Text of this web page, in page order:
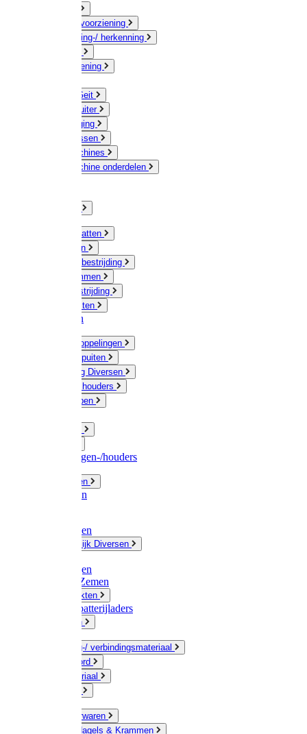
Drinkwatervoorziening
Veemarkering-/ herkenning
Voervoorziening
Schaap / Geit
Paard & Ruiter
Veeverzorging
Scheermessen
Scheermachines
Scheermachine onderdelen
Muizen / Ratten
Drukspuiten
Ongediertebestrijding
Mollenklemmen
Onkruidbestrijding
Vliegenkasten
Meststoffen
Messing koppelingen
Gieters / Spuiten
Besproeiing Diversen
Slangen & houders
Waterpompen
Slangenwagen-/houders
Olie / Vetten
Chemicalien
Plasticzakken
Huishoudelijk Diversen
Zaksluitingen
Sponzen / Zemen
Zeepprodukten
Batterij & batterijladers
Zaklampen
Verpakking-/ verbindingsmateriaal
Touw / Koord
Afdekmateriaal
Kleine ijzerwaren
Spijkers, Nagels & Krammen